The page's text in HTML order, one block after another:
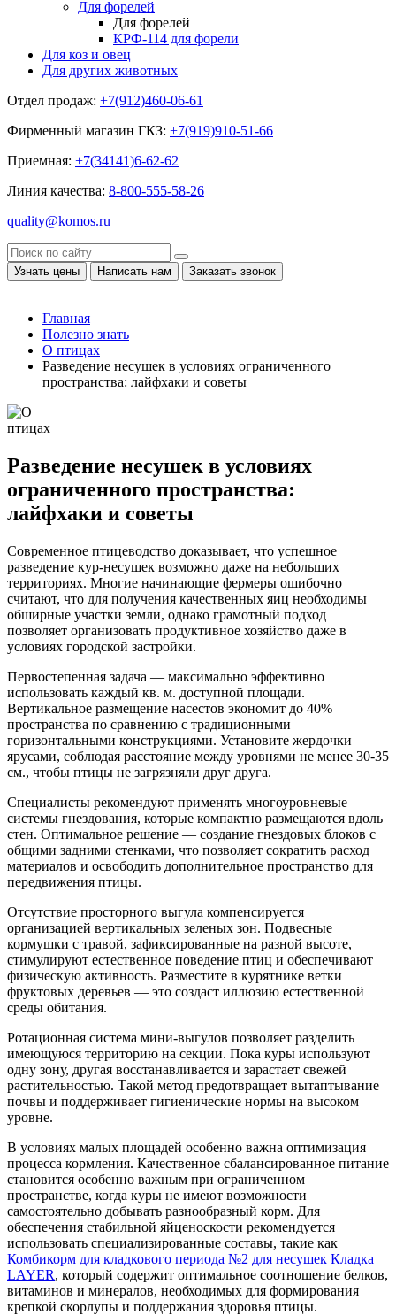
Для форелей
Для форелей
КРФ-114 для форели
Для коз и овец
Для других животных
Отдел продаж: +7(912)460-06-61
Фирменный магазин ГКЗ: +7(919)910-51-66
Приемная: +7(34141)6-62-62
Линия качества: 8-800-555-58-26
quality@komos.ru
Узнать цены Написать нам Заказать звонок
Главная
Полезно знать
О птицах
Разведение несушек в условиях ограниченного
пространства: лайфхаки и советы
Разведение несушек в условиях
ограниченного пространства:
лайфхаки и советы
Современное птицеводство доказывает, что успешное
разведение кур-несушек возможно даже на небольших
территориях. Многие начинающие фермеры ошибочно
считают, что для получения качественных яиц необходимы
обширные участки земли, однако грамотный подход
позволяет организовать продуктивное хозяйство даже в
условиях городской застройки.
Первостепенная задача — максимально эффективно
использовать каждый кв. м. доступной площади.
Вертикальное размещение насестов экономит до 40%
пространства по сравнению с традиционными
горизонтальными конструкциями. Установите жердочки
ярусами, соблюдая расстояние между уровнями не менее 30-35
см., чтобы птицы не загрязняли друг друга.
Специалисты рекомендуют применять многоуровневые
системы гнездования, которые компактно размещаются вдоль
стен. Оптимальное решение — создание гнездовых блоков с
общими задними стенками, что позволяет сократить расход
материалов и освободить дополнительное пространство для
передвижения птицы.
Отсутствие просторного выгула компенсируется
организацией вертикальных зеленых зон. Подвесные
кормушки с травой, зафиксированные на разной высоте,
стимулируют естественное поведение птиц и обеспечивают
физическую активность. Разместите в курятнике ветки
фруктовых деревьев — это создаст иллюзию естественной
среды обитания.
Ротационная система мини-выгулов позволяет разделить
имеющуюся территорию на секции. Пока куры используют
одну зону, другая восстанавливается и зарастает свежей
растительностью. Такой метод предотвращает вытаптывание
почвы и поддерживает гигиенические нормы на высоком
уровне.
В условиях малых площадей особенно важна оптимизация
процесса кормления. Качественное сбалансированное питание
становится особенно важным при ограниченном
пространстве, когда куры не имеют возможности
самостоятельно добывать разнообразный корм. Для
обеспечения стабильной яйценоскости рекомендуется
использовать специализированные составы, такие как
Комбикорм для кладкового периода №2 для несушек Кладка
LAYER, который содержит оптимальное соотношение белков,
витаминов и минералов, необходимых для формирования
крепкой скорлупы и поддержания здоровья птицы.